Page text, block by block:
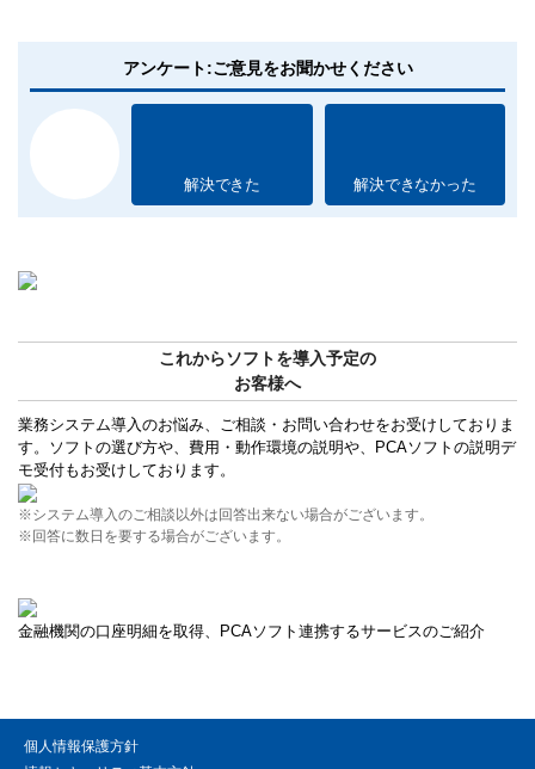
アンケート:ご意見をお聞かせください
解決できた 解決できなかった
これからソフトを導入予定の
お客様へ
業務システム導入のお悩み、ご相談・お問い合わせをお受けしておりま
す。ソフトの選び方や、費用・動作環境の説明や、PCAソフトの説明デ
モ受付もお受けしております。
※システム導入のご相談以外は回答出来ない場合がございます。
※回答に数日を要する場合がございます。
金融機関の口座明細を取得、PCAソフト連携するサービスのご紹介
個人情報保護方針